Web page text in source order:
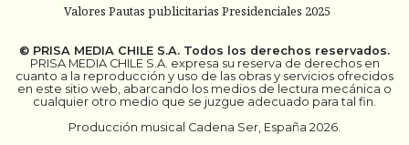
Valores Pautas publicitarias Presidenciales 2025
© PRISA MEDIA CHILE S.A. Todos los derechos reservados.
PRISA MEDIA CHILE S.A. expresa su reserva de derechos en
cuanto a la reproducción y uso de las obras y servicios ofrecidos
en este sitio web, abarcando los medios de lectura mecánica o
cualquier otro medio que se juzgue adecuado para tal fin.
Producción musical Cadena Ser, España 2026.